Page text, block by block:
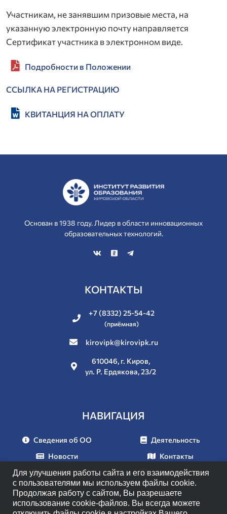
Участникам, не занявшим призовые места, на
указанную электронную почту направляется
Сертификат участника в электронном виде.
Подробности в Положении
ССЫЛКА НА РЕГИСТРАЦИЮ
КВИТАНЦИЯ НА ОПЛАТУ
Основан в 1938 году. Лидер в области инновационных
образовательных технологий.
КОНТАКТЫ
+7 (8332) 25-54-42
(приёмная)
kirovipk@kirovipk.ru
610046, г. Киров,
ул. Р. Ердякова, 23/2
НАВИГАЦИЯ
Сведения об ОО
Новости
Документы
Деятельность
Контакты
Мероприятия
Для улучшения работы сайта и его взаимодействия
с пользователями мы используем файлы cookie.
Продолжая работу с сайтом, Вы разрешаете
использование cookie-файлов. Вы всегда можете